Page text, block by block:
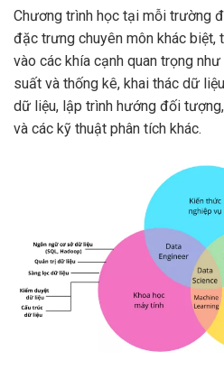
Chương trình học tại mỗi trường
đặc trưng chuyên môn khác biệt,
vào các khía cạnh quan trọng
suất và thống kê, khai thác dữ
dữ liệu, lập trình hướng đối
và các kỹ thuật phân tích khác.